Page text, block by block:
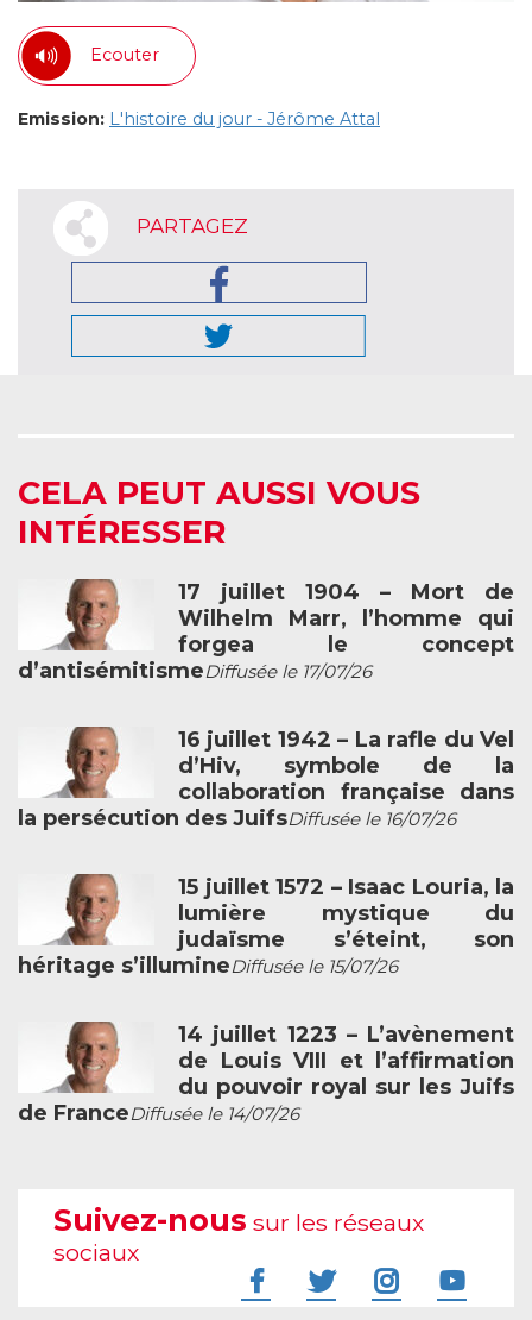
Ecouter
Emission: L'histoire du jour - Jérôme Attal
PARTAGEZ
CELA PEUT AUSSI VOUS
INTÉRESSER
17 juillet 1904 – Mort de
Wilhelm Marr, l’homme qui
forgea le concept
d’antisémitismeDiffusée le 17/07/26
16 juillet 1942 – La rafle du Vel
d’Hiv, symbole de la
collaboration française dans
la persécution des JuifsDiffusée le 16/07/26
15 juillet 1572 – Isaac Louria, la
lumière mystique du
judaïsme s’éteint, son
héritage s’illumineDiffusée le 15/07/26
14 juillet 1223 – L’avènement
de Louis VIII et l’affirmation
du pouvoir royal sur les Juifs
de FranceDiffusée le 14/07/26
Suivez-nous sur les réseaux
sociaux